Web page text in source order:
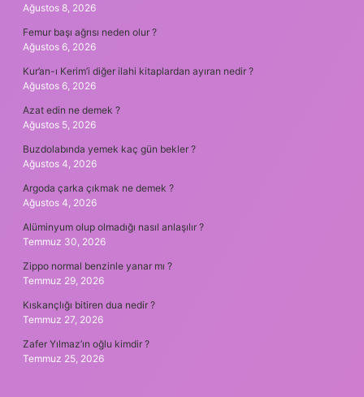
Ağustos 8, 2026
Femur başı ağrısı neden olur ?
Ağustos 6, 2026
Kur’an-ı Kerim’i diğer ilahi kitaplardan ayıran nedir ?
Ağustos 6, 2026
Azat edin ne demek ?
Ağustos 5, 2026
Buzdolabında yemek kaç gün bekler ?
Ağustos 4, 2026
Argoda çarka çıkmak ne demek ?
Ağustos 4, 2026
Alüminyum olup olmadığı nasıl anlaşılır ?
Temmuz 30, 2026
Zippo normal benzinle yanar mı ?
Temmuz 29, 2026
Kıskançlığı bitiren dua nedir ?
Temmuz 27, 2026
Zafer Yılmaz’ın oğlu kimdir ?
Temmuz 25, 2026